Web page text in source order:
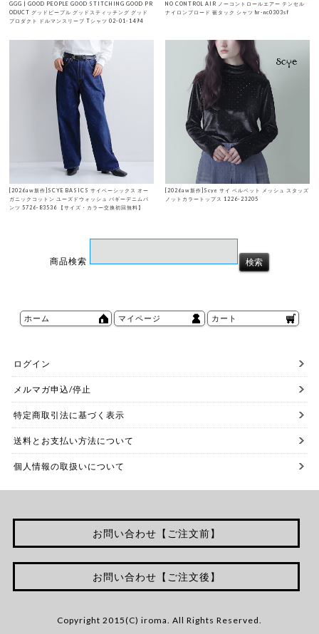
GGG | GOOD PEOPLE GOOD STITCHING GOOD PR
ODUCT グッドピープル グッドスティッチング グッド
プロダクト ドルマンスリーブ Tシャツ 02-01-1494
NO CONTROL AIR ノーコントロールエアー テンセル
ナイロンブロード 裾タック シャツ hr-nc0303sf
[2026aw新作]SCYE BASICS サイベーシックス オー
ガニックコットン ユーズドウォッシュ バギーデニムパ
ンツ 5726-83536 【サイズ・カラー交換初回無料】
[2026aw新作]Scye サイ ベルベット メッシュ スタッズ
ノットカラートップス 1226-23205
商品検索
ホーム マイページ カート
ログイン
メルマガ申込/停止
特定商取引法に基づく表示
送料とお支払い方法について
個人情報の取扱いについて
お問い合わせ【ご注文前】
お問い合わせ【ご注文後】
Copyright 2015(C) iroma. All Rights Reserved.